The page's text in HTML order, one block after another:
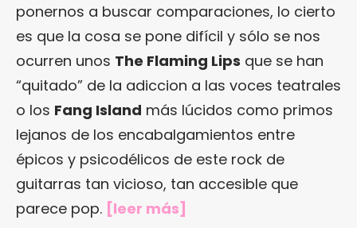
ponernos a buscar comparaciones, lo cierto
es que la cosa se pone difícil y sólo se nos
ocurren unos The Flaming Lips que se han
“quitado” de la adiccion a las voces teatrales
o los Fang Island más lúcidos como primos
lejanos de los encabalgamientos entre
épicos y psicodélicos de este rock de
guitarras tan vicioso, tan accesible que
parece pop. [leer más]